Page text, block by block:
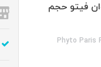
فیتو حجم
Phyto Paris